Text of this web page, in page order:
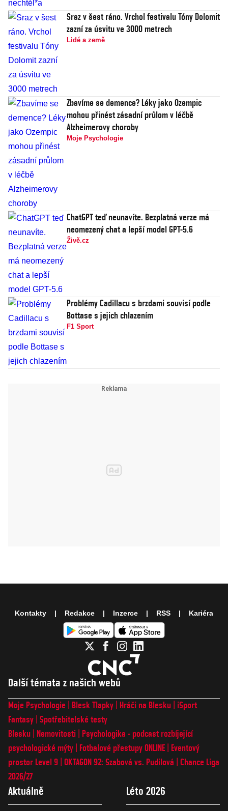
Sraz v šest ráno. Vrchol festivalu Tóny Dolomit
zazní za úsvitu ve 3000 metrech
Lidé a země
Zbavíme se demence? Léky jako Ozempic
mohou přinést zásadní průlom v léčbě
Alzheimerovy choroby
Moje Psychologie
ChatGPT teď neunavíte. Bezplatná verze má
neomezený chat a lepší model GPT-5.6
Živě.cz
Problémy Cadillacu s brzdami souvisí podle
Bottase s jejich chlazením
F1 Sport
Další témata z našich webů
Moje Psychologie Blesk Tlapky Hráči na Blesku
iSport
Fantasy Spotřebitelské testy
Blesku
Nemovitosti
Psychologika - podcast rozbíjející
psychologické mýty
Fotbalové přestupy ONLINE
Eventový
prostor Level 9 OKTAGON 92: Szabová vs. Pudilová
Chance Liga
2026/27
Aktuálně Léto 2026
Kontakty Redakce Inzerce RSS Kariéra